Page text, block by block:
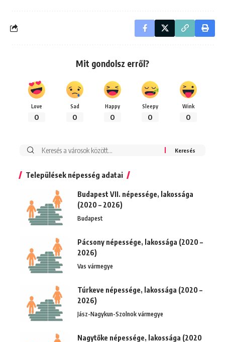
Mit gondolsz erről?
Love
0
Sad
0
Happy
0
Sleepy
0
Wink
0
Keresés:
Települések népesség adatai
Budapest VII. népessége, lakossága
(2020 – 2026)
Budapest
Pácsony népessége, lakossága (2020 –
2026)
Vas vármegye
Túrkeve népessége, lakossága (2020 –
2026)
Jász-Nagykun-Szolnok vármegye
Nagytőke népessége, lakossága (2020